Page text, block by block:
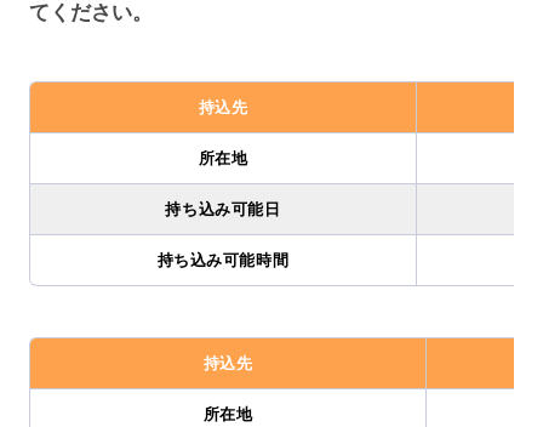
てください。
持込先
所在地
持ち込み可能日
持ち込み可能時間
持込先
所在地